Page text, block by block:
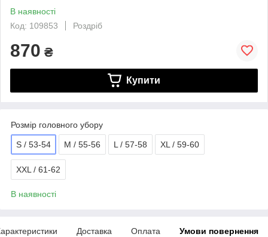
В наявності
Код: 109853
Роздріб
870 ₴
Купити
Розмір головного убору
S / 53-54 M / 55-56 L / 57-58 XL / 59-60
XXL / 61-62
В наявності
Доставка Оплата Умови повернення